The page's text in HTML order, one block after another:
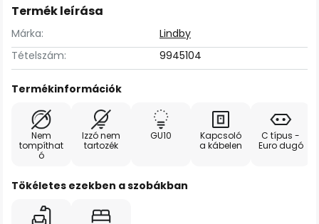
Termék leírása
Márka:
Lindby
Tételszám:
9945104
Termékinformációk
Nem
tompíthat
ó
Izzó nem
tartozék
GU10
Kapcsoló
a kábelen
C típus -
Euro dugó
Tökéletes ezekben a szobákban